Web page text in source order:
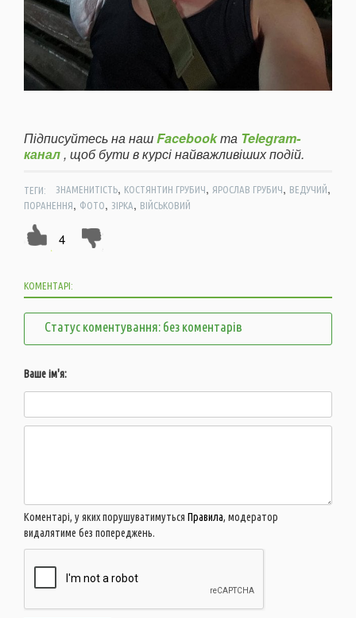
Підписуйтесь на нашFacebookта Telegram-
канал, щоб бути в курсі найважливіших подій.
ТЕГИ: ЗНАМЕНИТІСТЬ, КОСТЯНТИН ГРУБИЧ, ЯРОСЛАВ ГРУБИЧ, ВЕДУЧИЙ,
ПОРАНЕННЯ, ФОТО, ЗІРКА, ВІЙСЬКОВИЙ
4
КОМЕНТАРІ:
Статус коментування: без коментарів
Ваше ім'я:
Коментарі, у яких порушуватимуться Правила, модератор
видалятиме без попереджень.